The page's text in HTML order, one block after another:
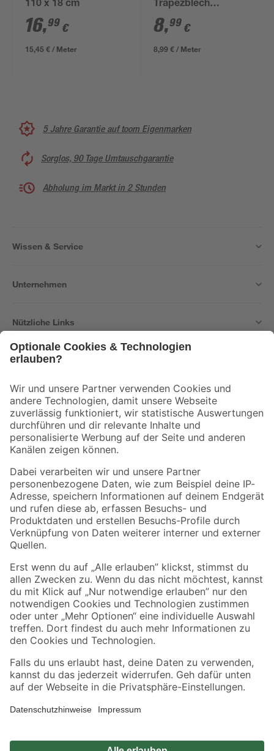
110 x 18 cm
16,99 €
15,45 € / Meter
Trapezblech
terrakottafarben 100
cm
8,99 €
8,99 € / Meter
5 Jahre Garantie auf toom Eigenmarken
Sorglos, 90 Tage Umtauschgarantie
Abholung im Markt in 2 Stunden
Wissen & Service
Unternehmen
Nützliche Links
Der toom Newsletter: Keine Angebote und Aktionen mehr verpassen!
Zur Newsletter Anmeldung
Folge uns
Zahlungsarten Versandarten
Sicher einkaufen
Jetzt die toom-App herunterladen
Alle Preisangaben in EUR inkl. gesetzl. MwSt.. Die dargestellten Angebote sind unter
Umständen nicht in allen Märkten verfügbar. Die angegebenen Verfügbarkeiten beziehen
Produkte nur solange der Vorrat reicht.
*Paketversand ab 59 € versandkostenfrei, gilt nicht für Artikel mit Speditionsversand, hier
Privatsphäre Impressum